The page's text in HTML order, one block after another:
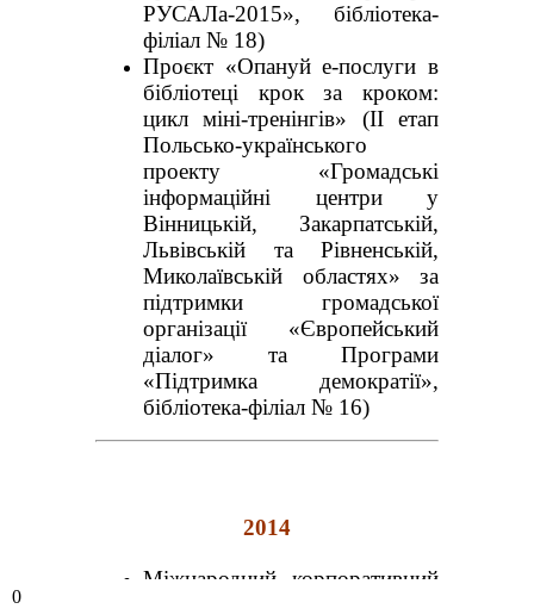
РУСАЛа-2015», бібліотека-
філіал № 18)
Проєкт «Опануй е-послуги в
бібліотеці крок за кроком:
цикл міні-тренінгів» (ІІ етап
Польсько-українського
проекту «Громадські
інформаційні центри у
Вінницькiй, Закарпатськiй,
Львівськiй та Рівненськiй,
Миколаївській областях» за
підтримки громадської
організації «Європейський
діалог» та Програми
«Підтримка демократії»,
бібліотека-філіал № 16)
2014
Міжнародний корпоративний
0